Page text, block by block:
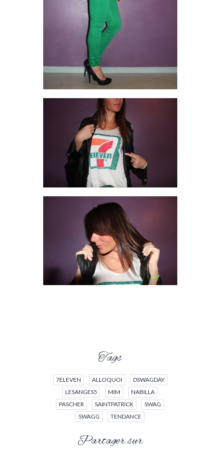
Tags
7ELEVEN ALLOQUOI
DSWAGDAY
LESANGES5
MIM
NABILLA
PASCHER
SAINTPATRICK
SWAG
SWAGG
TENDANCE
Partager sur